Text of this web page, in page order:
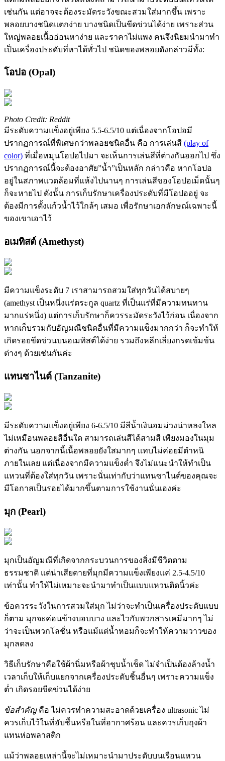
เช่นกัน แต่อาจจะต้องระมัดระวังขณะสวมใส่มากขึ้น เพราะ
พลอยบางชนิดแตกง่าย บางชนิดเป็นขีดข่วนได้ง่าย เพราะส่วน
ใหญ่พลอยเนื้ออ่อนหาง่าย และราคาไม่แพง คนจึงนิยมนำมาทำ
เป็นเครื่องประดับที่หาได้ทั่วไป ชนิดของพลอยดังกล่าวมีทั้ง:
โอปอ (Opal)
Photo Credit: Reddit
มีระดับความแข็งอยู่เพียง 5.5-6.5/10 แต่เนื่องจากโอปอมี
ปรากฏการณ์ที่พิเศษกว่าพลอยชนิดอื่น คือ การเล่นสี (play of
color) ที่เมื่อหมุนโอปอไปมา จะเห็นการเล่นสีที่ต่างกันออกไป ซึ่ง
ปรากฏการณ์นี้จะต้องอาศัย”น้ำ”เป็นหลัก กล่าวคือ หากโอปอ
อยู่ในสภาพแวดล้อมที่แห้งไปนานๆ การเล่นสีของโอปอเม็ดนั้นๆ
ก็จะหายไป ดังนั้น การเก็บรักษาเครื่องประดับที่มีโอปออยู่ จะ
ต้องมีการตั้งแก้วน้ำไว้ใกล้ๆ เสมอ เพื่อรักษาเอกลักษณ์เฉพาะนี้
ของเขาเอาไว้
อเมทิสต์ (Amethyst)
มีความแข็งระดับ 7 เราสามารถสวมใส่ทุกวันได้สบายๆ
(amethyst เป็นหนึ่งแร่ตระกูล quartz ที่เป็นแร่ที่มีความทนทาน
มากแร่หนึ่ง) แต่การเก็บรักษาก็ควรระมัดระวังไว้ก่อน เนื่องจาก
หากเก็บรวมกับอัญมณีชนิดอื่นที่มีความแข็งมากกว่า ก็จะทำให้
เกิดรอยขีดข่วนบนอเมทิสต์ได้ง่าย รวมถึงหลีกเลี่ยงกรดเข้มข้น
ต่างๆ ด้วยเช่นกันค่ะ
แทนซาไนต์ (Tanzanite)
มีระดับความแข็งอยู่เพียง 6-6.5/10 มีสีน้ำเงินอมม่วงน่าหลงใหล
ไม่เหมือนพลอยสีอื่นใด สามารถเล่นสีได้สามสี เพียงมองในมุม
ต่างกัน นอกจากนี้เนื้อพลอยยังใสมากๆ แทบไม่ค่อยมีตำหนิ
ภายในเลย แต่เนื่องจากมีความแข็งต่ำ จึงไม่แนะนำให้ทำเป็น
แหวนที่ต้องใส่ทุกวัน เพราะนั่นเท่ากับว่าแทนซาไนต์ของคุณจะ
มีโอกาสเป็นรอยได้มากขึ้นตามการใช้งานนั่นเองค่ะ
มุก (Pearl)
มุกเป็นอัญมณีที่เกิดจากกระบวนการของสิ่งมีชีวิตตาม
ธรรมชาติ แต่น่าเสียดายที่มุกมีความแข็งเพียงแค่ 2.5-4.5/10
เท่านั้น ทำให้ไม่เหมาะจะนำมาทำเป็นแบบแหวนติดนิ้วค่ะ
ข้อควรระวังในการสวมใส่มุก ไม่ว่าจะทำเป็นเครื่องประดับแบบ
ก็ตาม มุกจะค่อนข้างบอบบาง และไวกับพวกสารเคมีมากๆ ไม่
ว่าจะเป็นพวกโลชั่น หรือแม้แต่น้ำหอมก็จะทำให้ความวาวของ
มุกลดลง
วิธีเก็บรักษาคือใช้ผ้านิ่มหรือผ้าชุบน้ำเช็ด ไม่จำเป็นต้องล้างน้ำ
เวลาเก็บให้เก็บแยกจากเครื่องประดับชิ้นอื่นๆ เพราะความแข็ง
ต่ำ เกิดรอยขีดข่วนได้ง่าย
ข้อสำคัญคือ ไม่ควรทำความสะอาดด้วยเครื่อง ultrasonic ไม่
ควรเก็บไว้ในที่อับชื้นหรือในที่อากาศร้อน และควรเก็บถุงผ้า
แทนห่อพลาสติก
แม้ว่าพลอยเหล่านี้จะไม่เหมาะนำมาประดับบนเรือนแหวน